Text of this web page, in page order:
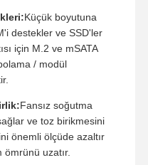
Küçük boyutuna
destekler ve SSD'ler
için M.2 ve mSATA
/ modül
Fansız soğutma
ve toz birikmesini
önemli ölçüde azaltır
uzatır.